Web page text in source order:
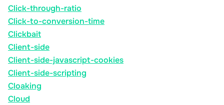
Click-through-ratio
Click-to-conversion-time
Clickbait
Client-side
Client-side-javascript-cookies
Client-side-scripting
Cloaking
Cloud